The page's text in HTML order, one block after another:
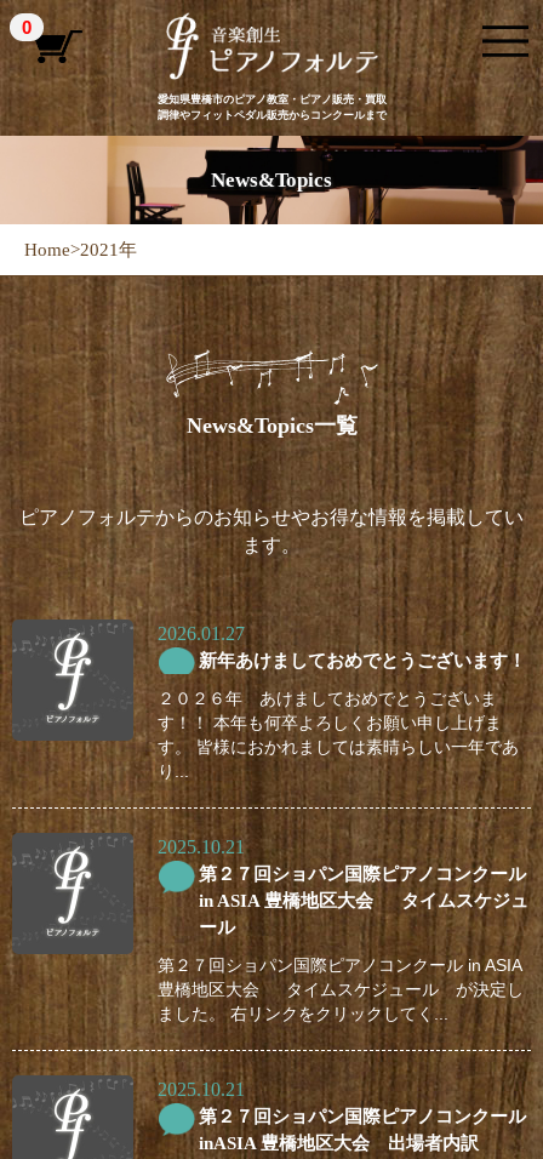
愛知県豊橋市のピアノ教室・ピアノ販売・買取
調律やフィットペダル販売からコンクールまで
0
News&Topics
Home>2021年
News&Topics一覧
ピアノフォルテからのお知らせやお得な情報を掲載してい
ます。
2026.01.27
新年あけましておめでとうございます！
２０２６年 あけましておめでとうございま
す！！ 本年も何卒よろしくお願い申し上げま
す。 皆様におかれましては素晴らしい一年であ
り...
2025.10.21
第２７回ショパン国際ピアノコンクール
in ASIA 豊橋地区大会 タイムスケジュ
ール
第２７回ショパン国際ピアノコンクール in ASIA
豊橋地区大会 タイムスケジュール が決定し
ました。 右リンクをクリックしてく...
2025.10.21
第２７回ショパン国際ピアノコンクール
inASIA 豊橋地区大会 出場者内訳